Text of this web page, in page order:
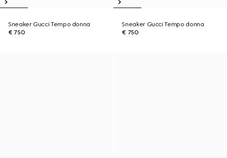
Sneaker Gucci Tempo donna
€ 750
Sneaker Gucci Tempo donna
€ 750